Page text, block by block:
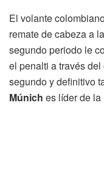
El volante
remate de cabeza a
segundo periodo le
el penalti a través
segundo y definitivo
Múnich es líder de